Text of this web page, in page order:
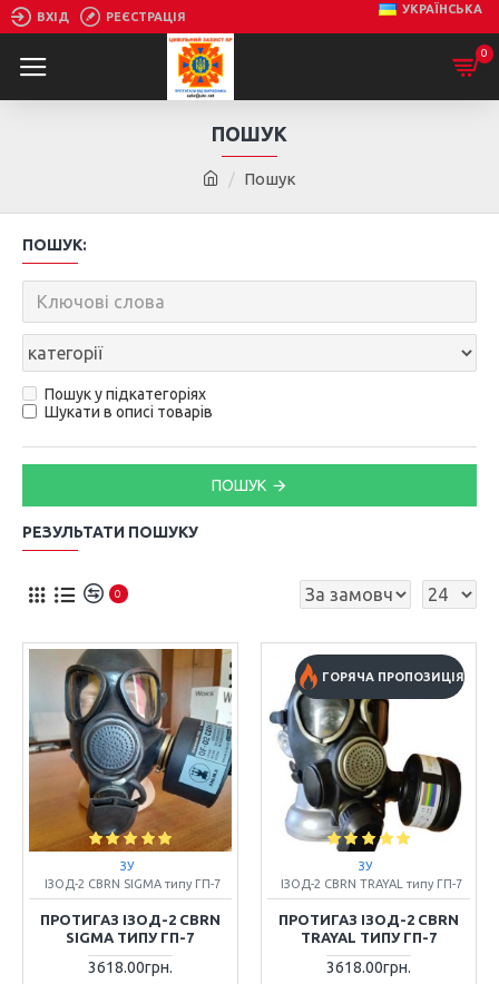
ВХІД РЕЄСТРАЦІЯ
УКРАЇНСЬКА
0
Пошук
ПОШУК
ПОШУК:
Пошук у підкатегоріях
Шукати в описі товарів
ПОШУК
РЕЗУЛЬТАТИ ПОШУКУ
0
ЗУ
ІЗОД-2 CBRN SIGMA типу ГП-7
ПРОТИГАЗ ІЗОД-2 CBRN
SIGMA ТИПУ ГП-7
3618.00грн.
ГОРЯЧА ПРОПОЗИЦІЯ
ЗУ
ІЗОД-2 CBRN TRAYAL типу ГП-7
ПРОТИГАЗ ІЗОД-2 CBRN
TRAYAL ТИПУ ГП-7
3618.00грн.